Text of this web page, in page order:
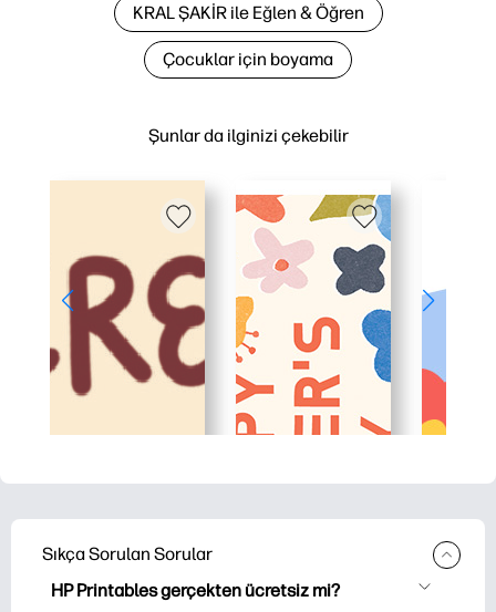
Şunlar da ilginizi çekebilir
KRAL ŞAKİR ile Eğlen & Öğren
Çocuklar için boyama
Sıkça Sorulan Sorular
HP Printables gerçekten ücretsiz mi?